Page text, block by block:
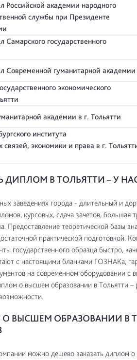
Российской академии народного
службы при Президенте
Самарского государственного
Современной гуманитарной академии
экономического
академии в г. Тольятти
института
связей, экономики и права в г.
ДИПЛОМ В ТОЛЬЯТТИ – У
заведениях города - длительный и
курсовых, сдача зачетов, большая
Предоставление теоретической базы
практической подготовкой.
государственного образца быстро,
с настоящими бланками ГОЗНАКа,
на современном оборудовании
о высшем образовании в Тольятти
ВЫСШЕМ ОБРАЗОВАНИИ В
можно дешево заказать диплом